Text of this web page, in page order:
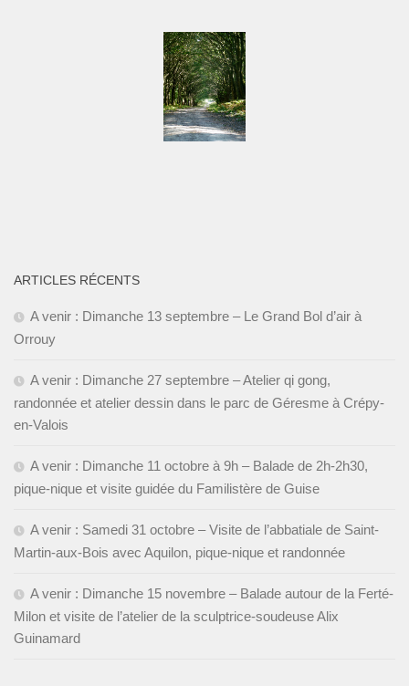
ARTICLES RÉCENTS
A venir : Dimanche 13 septembre – Le Grand Bol d’air à
Orrouy
A venir : Dimanche 27 septembre – Atelier qi gong,
randonnée et atelier dessin dans le parc de Géresme à Crépy-
en-Valois
A venir : Dimanche 11 octobre à 9h – Balade de 2h-2h30,
pique-nique et visite guidée du Familistère de Guise
A venir : Samedi 31 octobre – Visite de l’abbatiale de Saint-
Martin-aux-Bois avec Aquilon, pique-nique et randonnée
A venir : Dimanche 15 novembre – Balade autour de la Ferté-
Milon et visite de l’atelier de la sculptrice-soudeuse Alix
Guinamard